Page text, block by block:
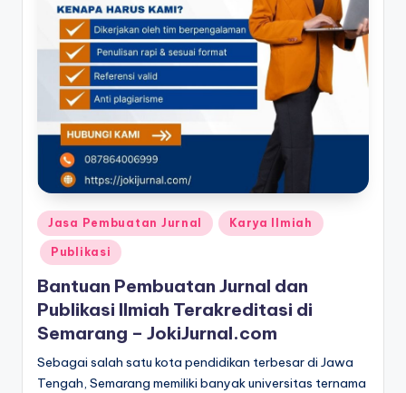
Posted
in
Jasa Pembuatan Jurnal Karya Ilmiah
Publikasi
Bantuan Pembuatan Jurnal dan
Publikasi Ilmiah Terakreditasi di
Semarang – JokiJurnal.com
Sebagai salah satu kota pendidikan terbesar di Jawa
Tengah, Semarang memiliki banyak universitas ternama